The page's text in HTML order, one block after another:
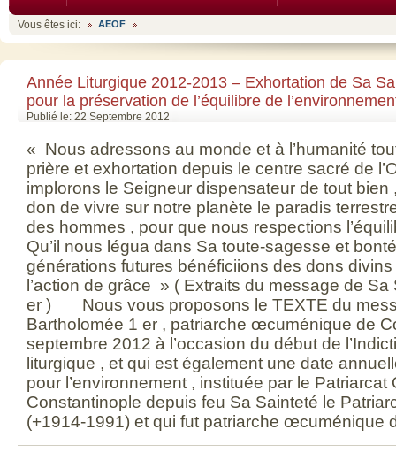
Vous êtes ici: AEOF
Année Liturgique 2012-2013 – Exhortation de Sa
pour la préservation de l’équilibre de
Publié le: 22 Septembre 2012
« Nous adressons au monde et à l’humanité
prière et exhortation depuis le centre sacré de
implorons le Seigneur dispensateur de tout bien
don de vivre sur notre planète le paradis
des hommes , pour que nous respections
Qu’il nous légua dans Sa toute-sagesse et
générations futures bénéficiions des dons
l’action de grâce » ( Extraits du message de
er ) Nous vous proposons le TEXTE du
Bartholomée 1 er , patriarche œcuménique de
septembre 2012 à l’occasion du début de
liturgique , et qui est également une date
pour l’environnement , instituée par le
Constantinople depuis feu Sa Sainteté le
(+1914-1991) et qui fut patriarche œcuménique